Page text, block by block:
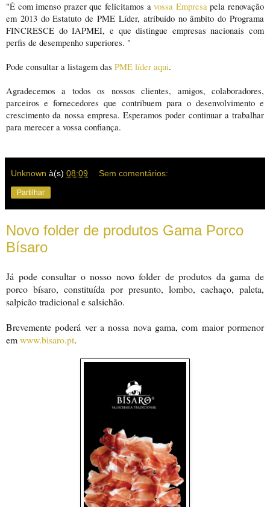
"É com imenso prazer que felicitamos avossa Empresapela renovação
em 2013 do Estatuto de PME Líder, atribuído no âmbito do Programa
FINCRESCE do IAPMEI, e que distingue empresas nacionais com
perfis de desempenho superiores. "
Pode consultar a listagem das PME líder aqui.
Agradecemos a todos os nossos clientes, amigos, colaboradores,
parceiros e fornecedores que contribuem para o desenvolvimento e
crescimento da nossa empresa. Esperamos poder continuar a trabalhar
para merecer a vossa confiança.
Unknown à(s) 08:09 Sem comentários:
Partilhar
Novo folder de produtos Gama Porco
Bísaro
Já pode consultar o nosso novo folder de produtos da gama de
porco bísaro, constituída por presunto, lombo, cachaço, paleta,
salpicão tradicional e salsichão.
Brevemente poderá ver a nossa nova gama, com maior pormenor
emwww.bisaro.pt.